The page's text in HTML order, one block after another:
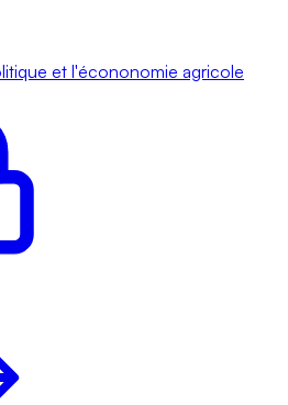
et l'écononomie agricole